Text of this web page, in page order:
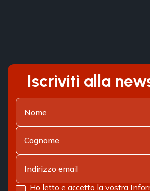
Iscriviti alla
Ho letto e accetto la vostra